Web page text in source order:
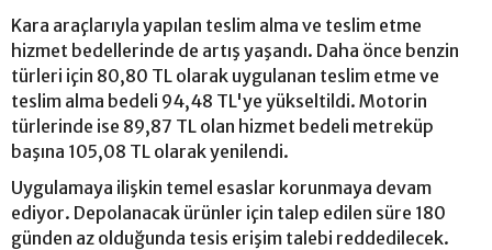
Kara araçlarıyla yapılan teslim alma ve teslim etme
hizmet bedellerinde de artış yaşandı. Daha önce benzin
türleri için 80,80 TL olarak uygulanan teslim etme ve
teslim alma bedeli 94,48 TL'ye yükseltildi. Motorin
türlerinde ise 89,87 TL olan hizmet bedeli metreküp
başına 105,08 TL olarak yenilendi.
Uygulamaya ilişkin temel esaslar korunmaya devam
ediyor. Depolanacak ürünler için talep edilen süre 180
günden az olduğunda tesis erişim talebi reddedilecek.